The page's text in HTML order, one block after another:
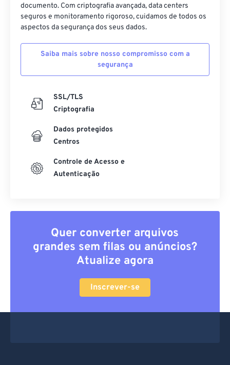
documento. Com criptografia avançada, data centers
seguros e monitoramento rigoroso, cuidamos de todos os
aspectos da segurança dos seus dados.
Saiba mais sobre nosso compromisso com a
segurança
SSL/TLS
Criptografia
Dados protegidos
Centros
Controle de Acesso e
Autenticação
Quer converter arquivos
grandes sem filas ou anúncios?
Atualize agora
Inscrever-se